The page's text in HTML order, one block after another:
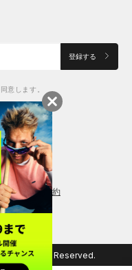
登録する
意します。
記 会員規約
All Rights Reserved.